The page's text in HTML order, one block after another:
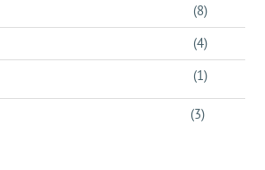
(8)
(4)
(1)
(3)